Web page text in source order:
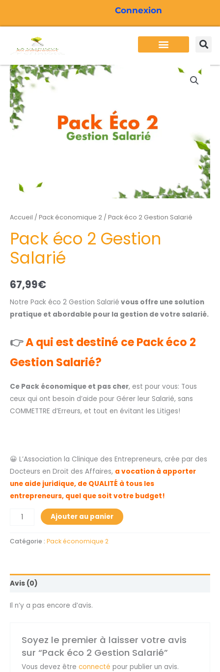
Connexion
Accueil / Pack économique 2 / Pack éco 2 Gestion Salarié
Pack éco 2 Gestion
Salarié
67,99€
Notre Pack éco 2 Gestion Salarié vous offre une solution
pratique et abordable pour la gestion de votre salarié.
👉A qui est destiné ce Pack éco 2
Gestion Salarié?
Ce Pack économique et pas cher, est pour vous: Tous
ceux qui ont besoin d’aide pour Gérer leur Salarié, sans
COMMETTRE d’Erreurs, et tout en évitant les Litiges!
😀 L’Association la Clinique des Entrepreneurs, crée par des
Docteurs en Droit des Affaires, a vocation à apporter
une aide juridique, de QUALITÉ à tous les
entrepreneurs, quel que soit votre budget!
quantité
de
Pack
éco
2
Gestion
Ajouter au panier
Catégorie : Pack économique 2
Avis (0)
Il n’y a pas encore d’avis.
Soyez le premier à laisser votre avis
sur “Pack éco 2 Gestion Salarié”
Vous devez être connecté pour publier un avis.